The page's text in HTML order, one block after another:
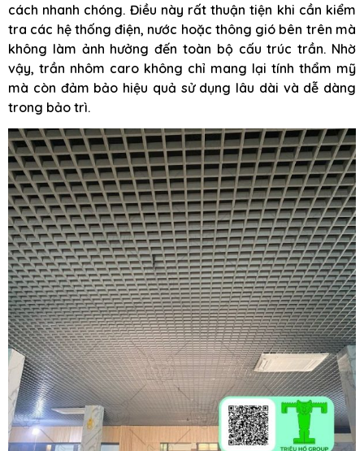
cách nhanh chóng. Điều này rất thuận tiện khi cần kiểm
tra các hệ thống điện, nước hoặc thông gió bên trên mà
không làm ảnh hưởng đến toàn bộ cấu trúc trần. Nhờ
vậy, trần nhôm caro không chỉ mang lại tính thẩm mỹ
mà còn đảm bảo hiệu quả sử dụng lâu dài và dễ dàng
trong bảo trì.